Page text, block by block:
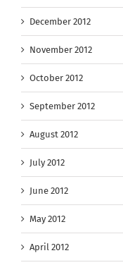
December 2012
November 2012
October 2012
September 2012
August 2012
July 2012
June 2012
May 2012
April 2012